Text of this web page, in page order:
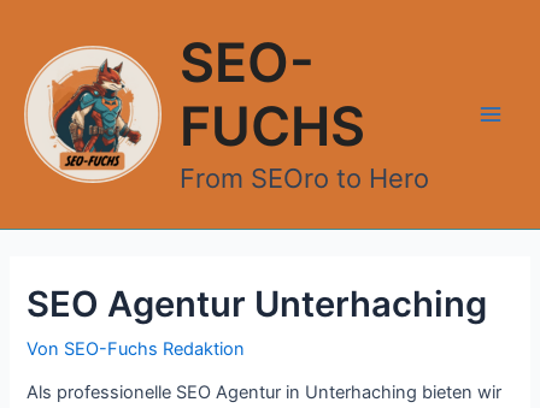
springen
SEO-
FUCHS
From SEOro to Hero
SEO Agentur Unterhaching
Von SEO-Fuchs Redaktion
Als professionelle SEO Agentur in Unterhaching bieten wir